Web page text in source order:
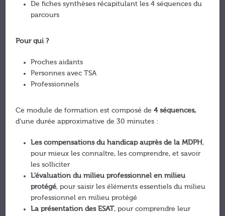
De fiches synthèses récapitulant les 4 séquences du
parcours
Pour qui ?
Proches aidants
Personnes avec TSA
Professionnels
Ce module de formation est composé de4 séquences,
d’une durée approximative de 30 minutes :
Les compensations du handicap auprès de la MDPH,
pour mieux les connaître, les comprendre, et savoir
les solliciter
L’évaluation du milieu professionnel en milieu
protégé, pour saisir les éléments essentiels du milieu
professionnel en milieu protégé
La présentation des ESAT, pour comprendre leur